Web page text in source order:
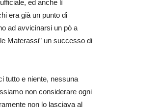
ed anche lì
era già un punto di
ad avvicinarsi un pò a
Materassi” un successo di
tutto e niente, nessuna
non considerare ogni
non lo lasciava al